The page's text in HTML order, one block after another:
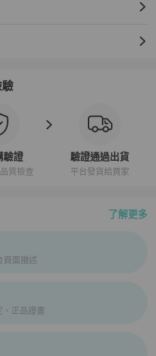
驗證
質檢查
驗證通過出貨
平台發貨給買家
了解更多
檢驗流程介紹
頁面描述
、正品證書